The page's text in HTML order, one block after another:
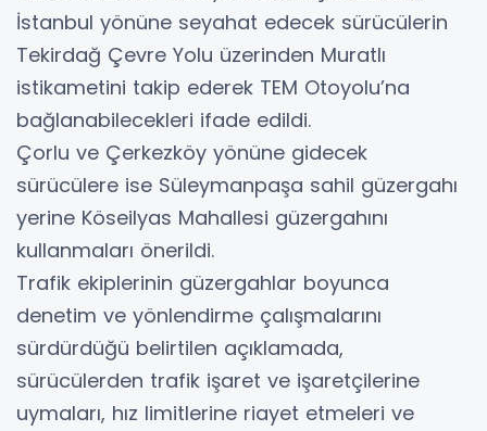
İstanbul yönüne seyahat edecek sürücülerin
Tekirdağ Çevre Yolu üzerinden Muratlı
istikametini takip ederek TEM Otoyolu’na
bağlanabilecekleri ifade edildi.
Çorlu ve Çerkezköy yönüne gidecek
sürücülere ise Süleymanpaşa sahil güzergahı
yerine Köseilyas Mahallesi güzergahını
kullanmaları önerildi.
Trafik ekiplerinin güzergahlar boyunca
denetim ve yönlendirme çalışmalarını
sürdürdüğü belirtilen açıklamada,
sürücülerden trafik işaret ve işaretçilerine
uymaları, hız limitlerine riayet etmeleri ve